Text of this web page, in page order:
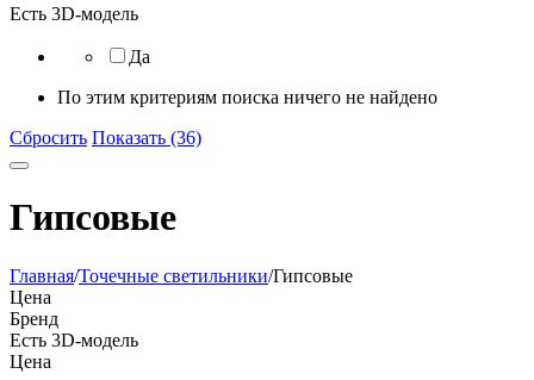
Есть 3D-модель
Да
По этим критериям поиска ничего не найдено
Сбросить Показать (36)
Гипсовые
Главная/Точечные светильники/Гипсовые
Цена
Бренд
Есть 3D-модель
Цена